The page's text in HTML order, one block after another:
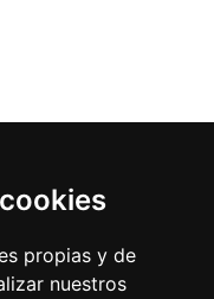
propias y de
nuestros